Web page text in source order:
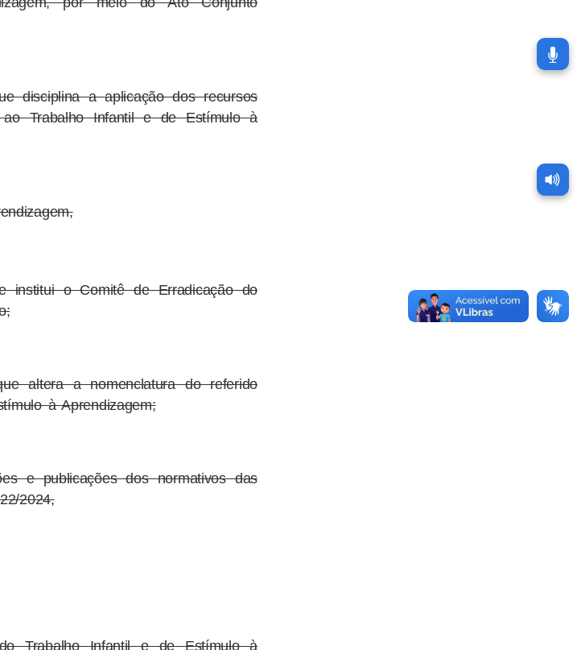
disciplina a aplicação dos recursos
Trabalho Infantil e de Estímulo à
institui o Comitê de Erradicação do
altera a nomenclatura do referido
à Aprendizagem;
e publicações dos normativos das
2024,
Trabalho Infantil e de Estímulo à